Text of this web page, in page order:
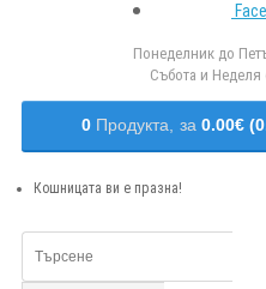
Понеделник до
Събота и Неделя
0 Продукта, за 0.00€
Кошницата ви е празна!